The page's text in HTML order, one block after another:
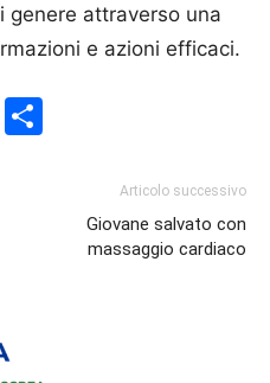
genere attraverso una
e azioni efficaci.
Telegram
Articolo successivo
Giovane salvato con
massaggio cardiaco